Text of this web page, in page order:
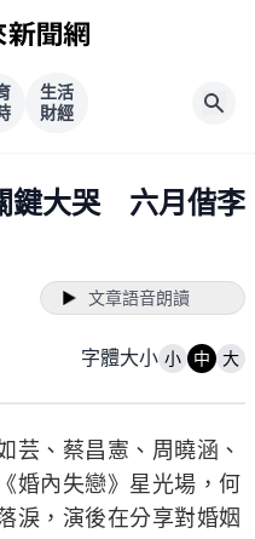
生活
財經
鍵大哭 六月偕李
文章語音朗讀
字體大小 小 中 大
芸、蔡昌憲、周曉涵、
婚內失戀》星光場，何
淚，演後在分享對婚姻